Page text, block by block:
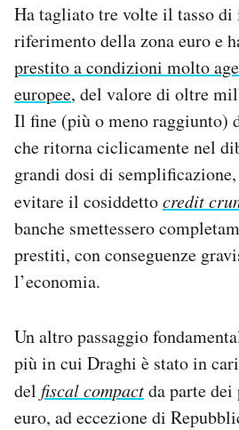
Ha tagliato tre volte il tasso di
riferimento della zona euro e
prestito a condizioni molto
europee, del valore di oltre
Il fine (più o meno raggiunto)
che ritorna ciclicamente nel
grandi dosi di
evitare il cosiddettocredit
banche smettessero
prestiti, con conseguenze
l’economia.
Un altro passaggio
più in cui Draghi è stato in
del fiscal compactda parte dei
euro, ad eccezione di